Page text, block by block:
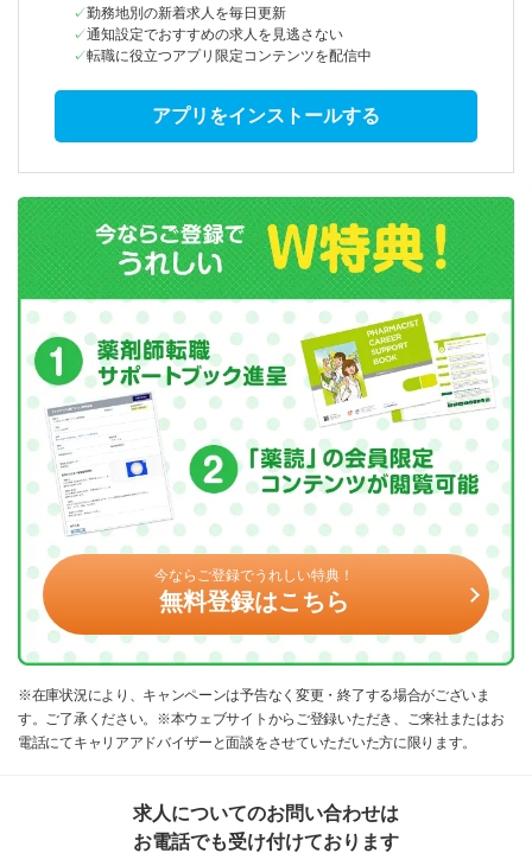
勤務地別の新着求人を毎日更新
通知設定でおすすめの求人を見逃さない
転職に役立つアプリ限定コンテンツを配信中
アプリをインストールする
今ならご登録でうれしい特典！
無料登録はこちら
※在庫状況により、キャンペーンは予告なく変更・終了する場合がございま
す。ご了承ください。※本ウェブサイトからご登録いただき、ご来社またはお
電話にてキャリアアドバイザーと面談をさせていただいた方に限ります。
求人についてのお問い合わせは
お電話でも受け付けております